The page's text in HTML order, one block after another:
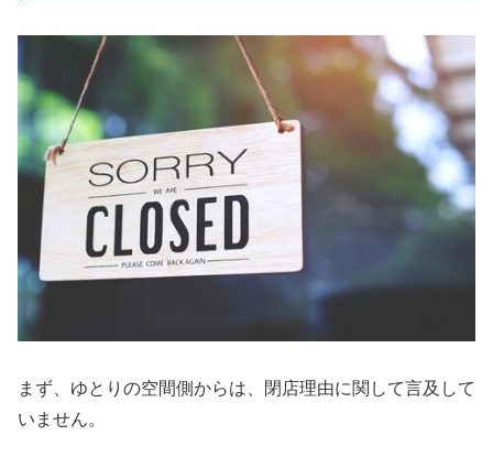
まず、ゆとりの空間側からは、閉店理由に関して言及して
いません。